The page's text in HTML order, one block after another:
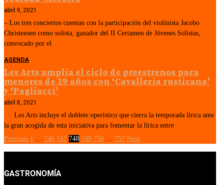
abril 9, 2021
– Los tres conciertos cuentan con la participación del violinista Jacobo
Christensen como solista, ganador del II Certamen de Jóvenes Solistas,
convocado por el
AGENDA
Les Arts amplía el ciclo de preestrenos para
menores de 29 años con ‘Cavalleria rusticana’
y ‘Pagliacci’
abril 8, 2021
· Les Arts incluye el doblete operístico que cierra la temporada lírica ante
la gran acogida de esta iniciativa para fomentar la lírica entre
Previous 1 … 746 747 748 749 750 … 757 Next
GASTRONOMÍA